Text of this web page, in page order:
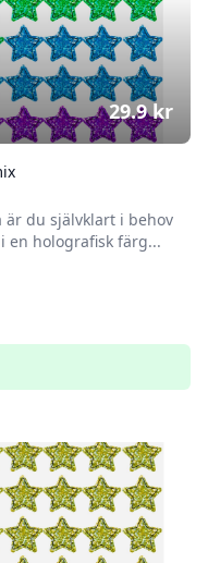
du självklart i behov
holografisk färg...
29.9kr